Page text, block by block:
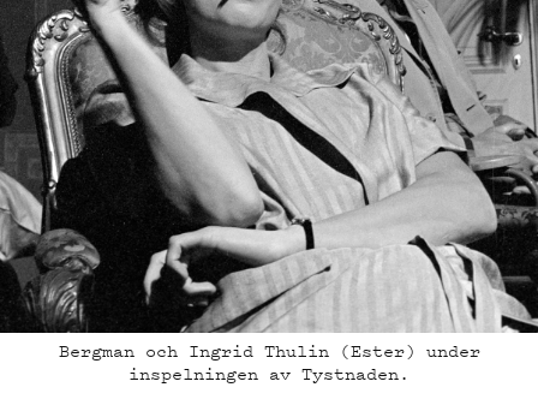
Bergman och Ingrid Thulin (Ester) under
inspelningen av Tystnaden.